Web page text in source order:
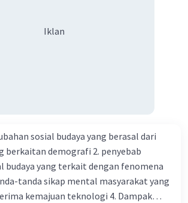
Iklan
sosial budaya yang berasal dari
berkaitan demografi 2. penyebab
budaya yang terkait dengan fenomena
tanda sikap mental masyarakat yang
kemajuan teknologi 4. Dampak